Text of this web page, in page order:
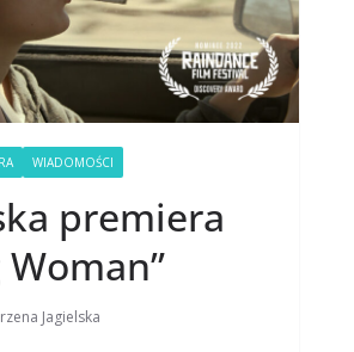
WIADOMOŚCI
premiera
Woman”
Jagielska